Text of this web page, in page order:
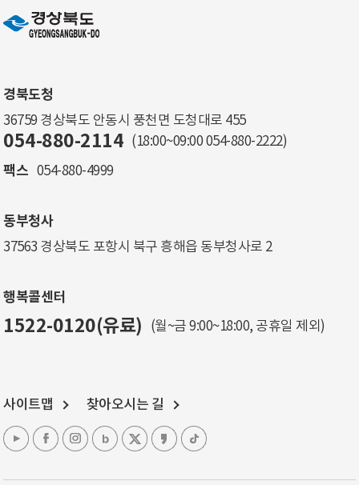
경북도청
36759 경상북도 안동시 풍천면 도청대로 455
054-880-2114 (18:00~09:00 054-880-2222)
팩스 054-880-4999
동부청사
37563 경상북도 포항시 북구 흥해읍 동부청사로 2
행복콜센터
1522-0120(유료) (월~금 9:00~18:00, 공휴일 제외)
사이트맵 찾아오시는 길